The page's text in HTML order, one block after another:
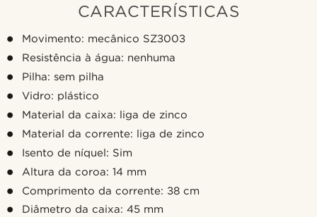
CARACTERÍSTICAS
Movimento: mecânico SZ3003
Resistência à água: nenhuma
Pilha: sem pilha
Vidro: plástico
Material da caixa: liga de zinco
Material da corrente: liga de zinco
Isento de níquel: Sim
Altura da coroa: 14 mm
Comprimento da corrente: 38 cm
Diâmetro da caixa: 45 mm